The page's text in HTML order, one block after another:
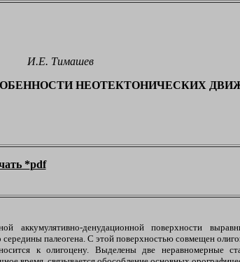
И.Е. Тимашев
НЕОТЕКТОНИЧЕСКИХ
*pdf
денудационной поверхности
палеогена. С этой поверхностью совмещен
к олигоцену. Выделены две неравномерные